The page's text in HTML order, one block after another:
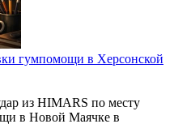
гумпомощи в Херсонской
из HIMARS по месту
в Новой Маячке в